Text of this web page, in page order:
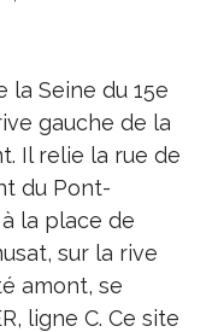
la Seine du 15e
gauche de la
Il relie la rue de
du Pont-
la place de
sur la rive
amont, se
ligne C. Ce site